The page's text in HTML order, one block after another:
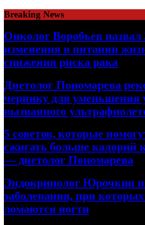
Skip
to
content
Breaking News
Онколог Воробьев
изменения в питании
снижения риска рака
Диетолог Пономарева
чернику для уменьшения
вызванного
5 советов, которые
сжигать больше калорий
— диетолог Пономарева
Эндокринолог Юрочкин
заболевания, при
ломаются ногти